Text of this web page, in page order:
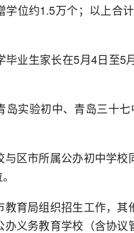
位约1.5万个；以上合
毕业生家长在5月4日至5
岛实验初中、青岛三十
区市所属公办初中学
育局组织招生工作，
义务教育学校（含协